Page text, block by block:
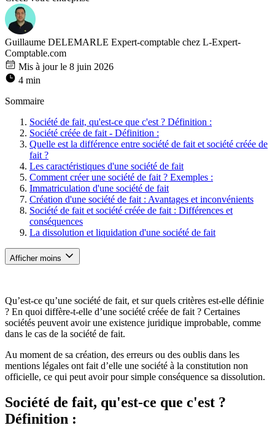
Guillaume DELEMARLE Expert-comptable chez L-Expert-
Comptable.com
Mis à jour le 8 juin 2026
4 min
Sommaire
Société de fait, qu'est-ce que c'est ? Définition :
Société créée de fait - Définition :
Quelle est la différence entre société de fait et société créée de
fait ?
Les caractéristiques d'une société de fait
Comment créer une société de fait ? Exemples :
Immatriculation d'une société de fait
Création d'une société de fait : Avantages et inconvénients
Société de fait et société créée de fait : Différences et
conséquences
La dissolution et liquidation d'une société de fait
Afficher moins
Qu’est-ce qu’une société de fait, et sur quels critères est-elle définie
? En quoi diffère-t-elle d’une société créée de fait ? Certaines
sociétés peuvent avoir une existence juridique improbable, comme
dans le cas de la société de fait.
Au moment de sa création, des erreurs ou des oublis dans les
mentions légales ont fait d’elle une société à la constitution non
officielle, ce qui peut avoir pour simple conséquence sa dissolution.
Société de fait, qu'est-ce que c'est ?
Définition :